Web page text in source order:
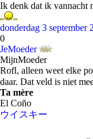
Ik denk dat ik vannacht
donderdag 3 september
0
JeMoeder
MijnMoeder
Rofl, alleen weet elke
daar. Dat veld is niet
Ta mère
El Coño
ウイスキー